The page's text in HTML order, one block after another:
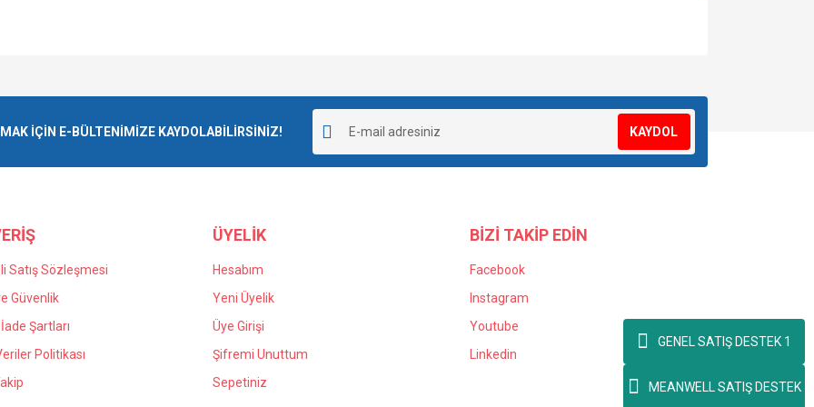
Gönder
İÇİN E-BÜLTENİMİZE KAYDOLABİLİRSİNİZ! KAYDOL
Satış Sözleşmesi
Güvenlik
Şartları
Politikası
ÜYELİK
Hesabım
Yeni Üyelik
Üye Girişi
Şifremi Unuttum
Sepetiniz
BİZİ TAKİP EDİN
Facebook
Instagram
Youtube
Linkedin
GENEL SATIŞ DESTEK 1
MEANWELL SATIŞ DESTEK